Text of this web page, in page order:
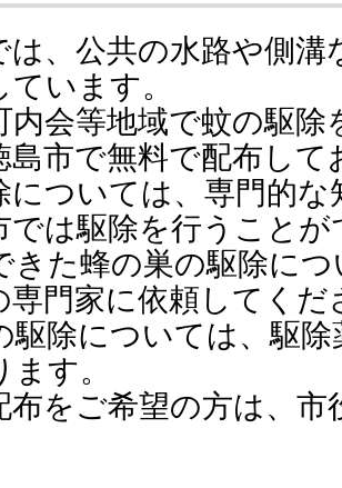
、公共の水路や側溝
います。
会等地域で蚊の駆除
島市で無料で配布して
ついては、専門的な
では駆除を行うこと
きた蜂の巣の駆除に
専門家に依頼してくだ
除については、駆除
す。
をご希望の方は、市